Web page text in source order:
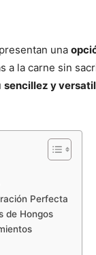
una
a la carne sin
sencillez y
Perfecta
de Hongos